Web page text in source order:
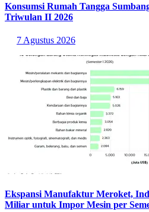
Konsumsi Rumah Tangga
Triwulan II 2026
7 Agustus 2026
Ekspansi Manufaktur Meroket,
Miliar untuk Impor Mesin per